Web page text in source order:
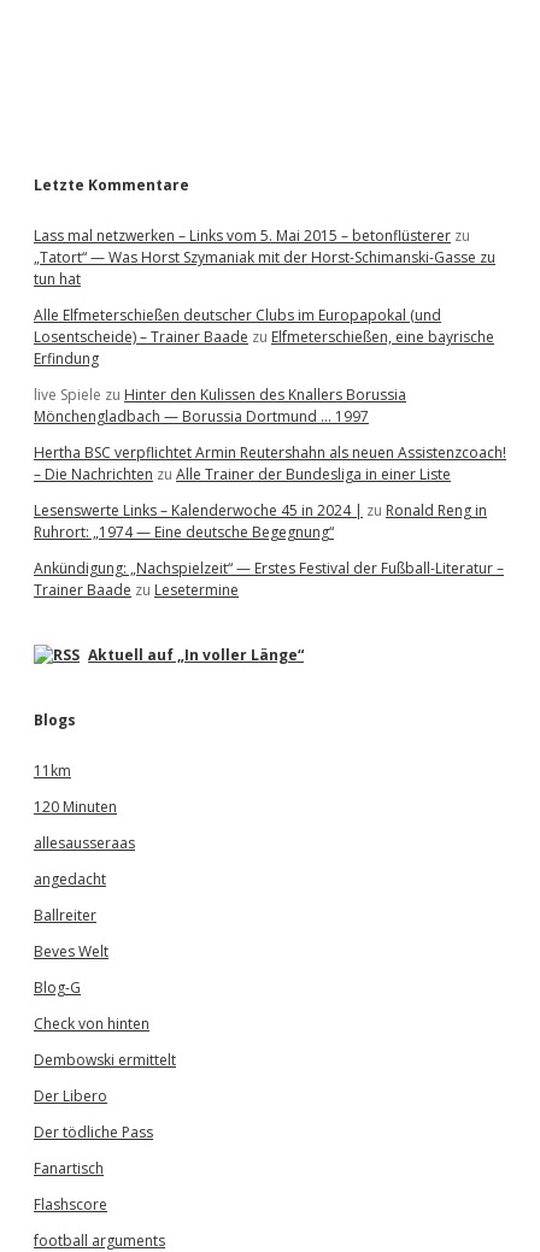
Letzte Kommentare
Lass mal netzwerken – Links vom 5. Mai 2015 – betonflüsterer zu
„Tatort“ — Was Horst Szymaniak mit der Horst-Schimanski-Gasse zu
tun hat
Alle Elfmeterschießen deutscher Clubs im Europapokal (und
Losentscheide) – Trainer Baade zu Elfmeterschießen, eine bayrische
Erfindung
live Spiele zu Hinter den Kulissen des Knallers Borussia
Mönchengladbach — Borussia Dortmund … 1997
Hertha BSC verpflichtet Armin Reutershahn als neuen Assistenzcoach!
– Die Nachrichten zu Alle Trainer der Bundesliga in einer Liste
Lesenswerte Links – Kalenderwoche 45 in 2024 | zu Ronald Reng in
Ruhrort: „1974 — Eine deutsche Begegnung“
Ankündigung: „Nachspielzeit“ — Erstes Festival der Fußball-Literatur –
Trainer Baade zu Lesetermine
Aktuell auf „In voller Länge“
Blogs
11km
120 Minuten
allesausseraas
angedacht
Ballreiter
Beves Welt
Blog-G
Check von hinten
Dembowski ermittelt
Der Libero
Der tödliche Pass
Fanartisch
Flashscore
football arguments